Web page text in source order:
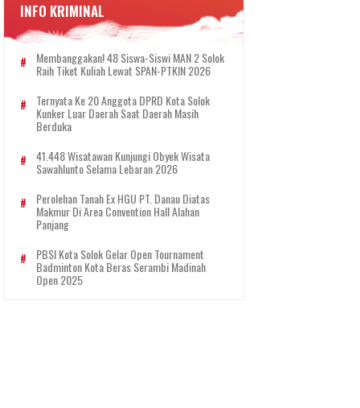
INFO KRIMINAL
Membanggakan! 48 Siswa-Siswi MAN 2 Solok
Raih Tiket Kuliah Lewat SPAN-PTKIN 2026
Ternyata Ke 20 Anggota DPRD Kota Solok
Kunker Luar Daerah Saat Daerah Masih
Berduka
41.448 Wisatawan Kunjungi Obyek Wisata
Sawahlunto Selama Lebaran 2026
Perolehan Tanah Ex HGU PT. Danau Diatas
Makmur Di Area Convention Hall Alahan
Panjang
PBSI Kota Solok Gelar Open Tournament
Badminton Kota Beras Serambi Madinah
Open 2025